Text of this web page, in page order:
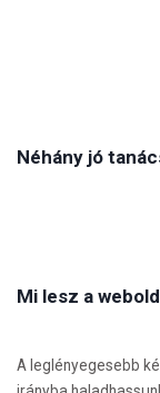
Néhány jó
Mi lesz a
A leglényegesebb